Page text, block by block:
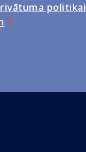
politikai
*